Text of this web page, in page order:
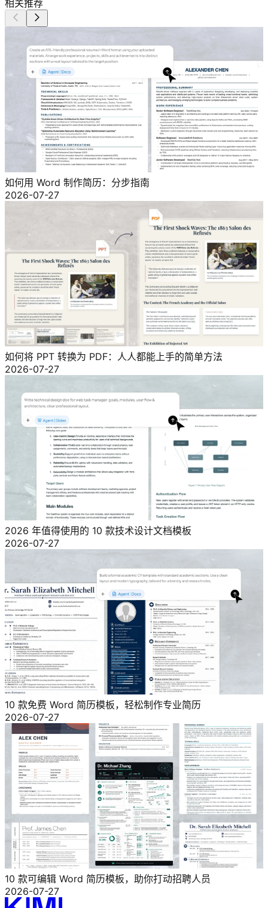
相关推荐
如何用 Word 制作简历：分步指南
2026-07-27
如何将 PPT 转换为 PDF：人人都能上手的简单方法
2026-07-27
2026 年值得使用的 10 款技术设计文档模板
2026-07-27
10 款免费 Word 简历模板，轻松制作专业简历
2026-07-27
10 款可编辑 Word 简历模板，助你打动招聘人员
2026-07-27